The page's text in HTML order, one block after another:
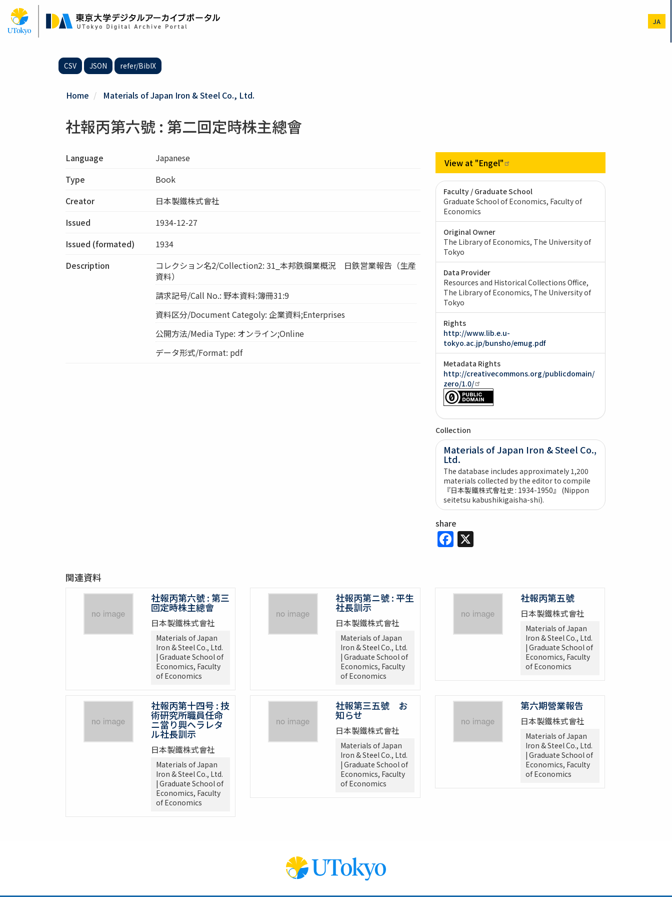
Skip
main
content
JA
CSV JSON refer/BibIX
Home Materials of Japan Iron & Steel Co., Ltd.
社報丙第六號 : 第二回定時株主總會
Language
Japanese
Type
Book
Creator
日本製鐵株式會社
Issued
1934-12-27
Issued (formated)
1934
Description
コレクション名2/Collection2: 31_本邦鉄鋼業概況 日鉄営業報告（生産
資料）
請求記号/Call No.: 野本資料:簿冊31:9
資料区分/Document Categoly: 企業資料;Enterprises
公開方法/Media Type: オンライン;Online
データ形式/Format: pdf
View at "Engel"
Faculty / Graduate School
Graduate School of Economics, Faculty of
Economics
Original Owner
The Library of Economics, The University of
Tokyo
Data Provider
Resources and Historical Collections Office,
The Library of Economics, The University of
Tokyo
Rights
http://www.lib.e.u-
tokyo.ac.jp/bunsho/emug.pdf
Metadata Rights
http://creativecommons.org/publicdomain/
zero/1.0/
Collection
Materials of Japan Iron & Steel Co.,
Ltd.
The database includes approximately 1,200
materials collected by the editor to compile
『日本製鐵株式會社史 : 1934-1950』 (Nippon
seitetsu kabushikigaisha-shi).
share
Facebook
X
関連資料
社報丙第六號 : 第三
回定時株主總會
日本製鐵株式會社
Materials of Japan
Iron & Steel Co., Ltd.
| Graduate School of
Economics, Faculty
of Economics
社報丙第ニ號 : 平生
社長訓示
日本製鐵株式會社
Materials of Japan
Iron & Steel Co., Ltd.
| Graduate School of
Economics, Faculty
of Economics
社報丙第五號
日本製鐵株式會社
Materials of Japan
Iron & Steel Co., Ltd.
| Graduate School of
Economics, Faculty
of Economics
社報丙第十四号 : 技
術研究所職員任命
ニ當り興ヘラレタ
ル社長訓示
日本製鐵株式會社
Materials of Japan
Iron & Steel Co., Ltd.
| Graduate School of
Economics, Faculty
of Economics
社報第三五號 お
知らせ
日本製鐵株式會社
Materials of Japan
Iron & Steel Co., Ltd.
| Graduate School of
Economics, Faculty
of Economics
第六期營業報告
日本製鐵株式會社
Materials of Japan
Iron & Steel Co., Ltd.
| Graduate School of
Economics, Faculty
of Economics